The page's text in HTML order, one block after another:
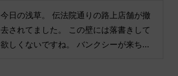
今日の浅草。 伝法院通りの路上店舗が撤
去されてました。 この壁には落書きして
欲しくないですね。 バンクシーが来ち...